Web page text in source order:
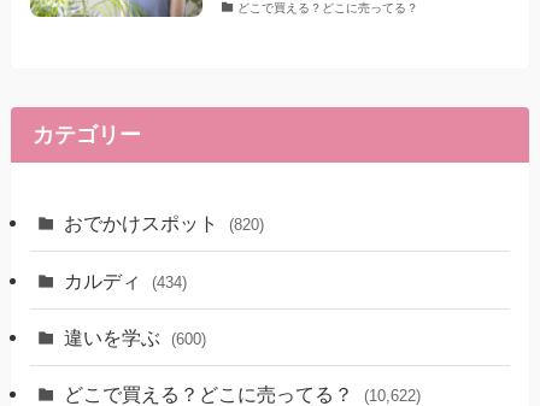
どこで買える？どこに売ってる？
カテゴリー
おでかけスポット (820)
カルディ (434)
違いを学ぶ (600)
どこで買える？どこに売ってる？ (10,622)